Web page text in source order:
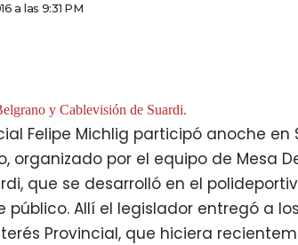
a las 9:31 PM
y Cablevisión de Suardi.
Felipe Michlig participó anoche en
organizado por el equipo de Mesa
que se desarrolló en el
público. Allí el legislador entregó a
Provincial, que hiciera